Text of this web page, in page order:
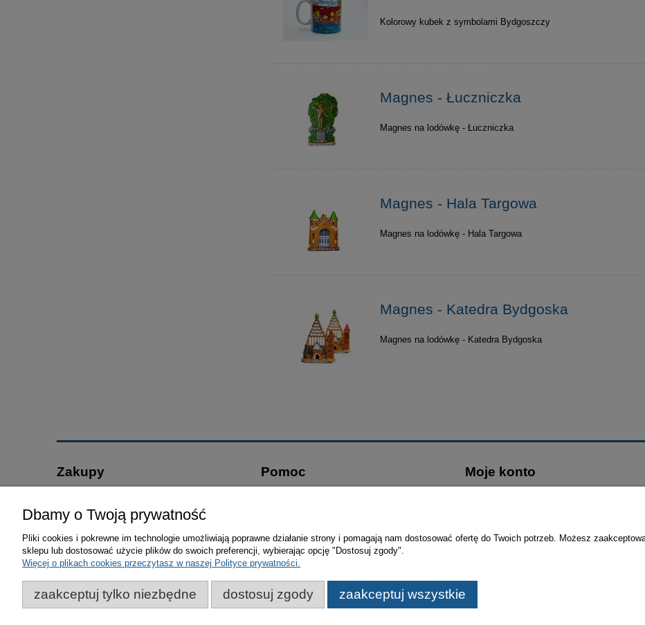
Kolorowy kubek z symbolami Bydgoszczy
Magnes - Łuczniczka
Magnes na lodówkę - Łuczniczka
Magnes - Hala Targowa
Magnes na lodówkę - Hala Targowa
Magnes - Katedra Bydgoska
Magnes na lodówkę - Katedra Bydgoska
Zakupy
Regulamin promocji
Formy płatności
Koszt dostawy
Reklamacje i zwroty
Pomoc
Regulamin zakupów
Częste pytania
Moje konto
Przechowalnia
© Miasto Bydgoszcz | Bydgoskie Centrum Informacji 2021-2026
Dbamy o Twoją prywatność
Pliki cookies i pokrewne im technologie umożliwiają poprawne działanie strony i pomagają nam dostosować ofertę do Twoich potrzeb. Możesz
sklepu lub dostosować użycie plików do swoich preferencji, wybierając opcję "Dostosuj zgody".
Więcej o plikach cookies przeczytasz w naszej Polityce prywatności.
zaakceptuj tylko niezbędne dostosuj zgody zaakceptuj wszystkie